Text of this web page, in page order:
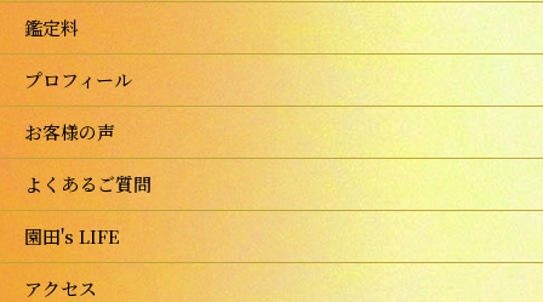
鑑定料
プロフィール
お客様の声
よくあるご質問
園田's LIFE
アクセス